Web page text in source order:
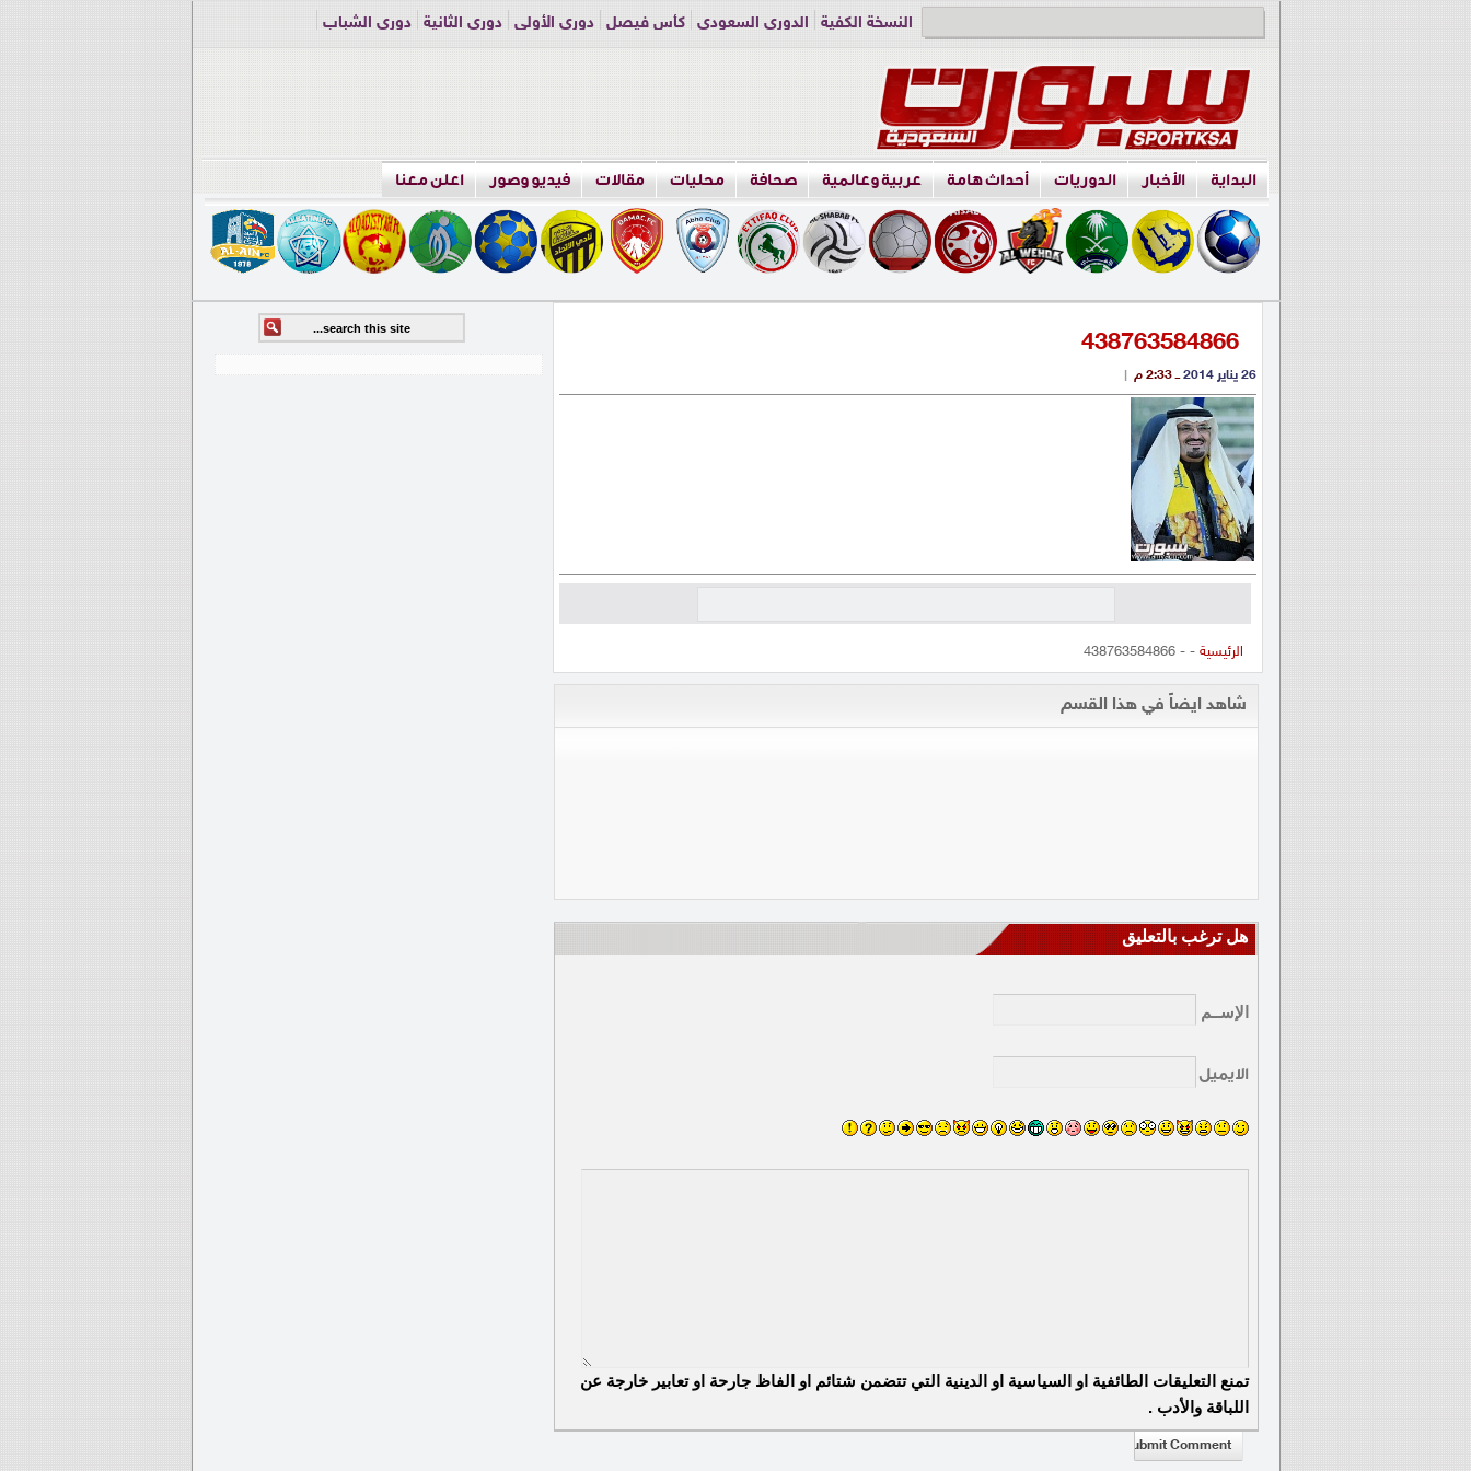
النسخة الكفية الدوري السعودي كأس فيصل دوري الأولى دوري الثانية
دوري الشباب
البداية الأخبار الدوريات أحداث هامة عربية وعالمية صحافة محليات مقالات فيديو وصور اعلن معنا
438763584866
26 يناير 2014 ــ 2:33 م |
الرئيسية - - 438763584866
شاهد ايضاً في هذا القسم
هل ترغب بالتعليق
الإســم
الايميل
تمنع التعليقات الطائفية او السياسية او الدينية التي تتضمن شتائم او الفاظ جارحة او تعابير خارجة عن
اللباقة والأدب .